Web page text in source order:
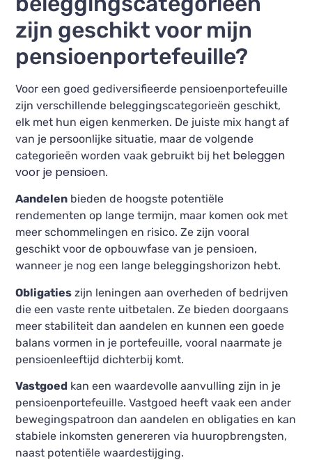
zijn geschikt voor mijn
pensioenportefeuille?
Voor een goed gediversifieerde pensioenportefeuille
zijn verschillende beleggingscategorieën geschikt,
elk met hun eigen kenmerken. De juiste mix hangt af
van je persoonlijke situatie, maar de volgende
categorieën worden vaak gebruikt bij het beleggen
voor je pensioen.
Aandelen bieden de hoogste potentiële
rendementen op lange termijn, maar komen ook met
meer schommelingen en risico. Ze zijn vooral
geschikt voor de opbouwfase van je pensioen,
wanneer je nog een lange beleggingshorizon hebt.
Obligaties zijn leningen aan overheden of bedrijven
die een vaste rente uitbetalen. Ze bieden doorgaans
meer stabiliteit dan aandelen en kunnen een goede
balans vormen in je portefeuille, vooral naarmate je
pensioenleeftijd dichterbij komt.
Vastgoed kan een waardevolle aanvulling zijn in je
pensioenportefeuille. Vastgoed heeft vaak een ander
bewegingspatroon dan aandelen en obligaties en kan
stabiele inkomsten genereren via huuropbrengsten,
naast potentiële waardestijging.